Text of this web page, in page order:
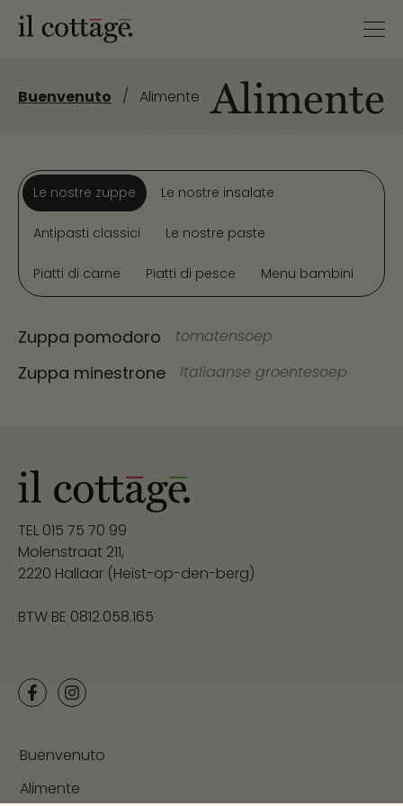
Buenvenuto / Alimente Alimente
Le nostre zuppe Le nostre insalate
Antipasti classici Le nostre paste
Piatti di carne Piatti di pesce Menu bambini
Zuppa pomodoro tomatensoep
Zuppa minestrone Italiaanse groentesoep
TEL 015 75 70 99
Molenstraat 211,
2220 Hallaar (Heist-op-den-berg)
BTW BE 0812.058.165
Buenvenuto
Alimente